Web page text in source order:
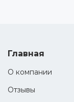
Главная
О компании
Отзывы